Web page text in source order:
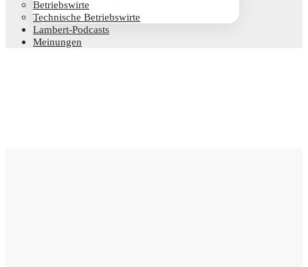
Betriebs­wir­te
Tech­ni­sche Betriebswirte
Lam­­bert-Pod­­casts
Mei­nun­gen